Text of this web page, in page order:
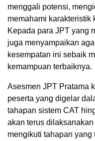
menggali potensi,
memahami karakteristik
Kepada para JPT yang
juga menyampaikan
kesempatan ini sebaik
kemampuan terbaiknya.
Asesmen JPT Pratama
peserta yang digelar
tahapan sistem CAT
akan terus
mengikuti tahapan